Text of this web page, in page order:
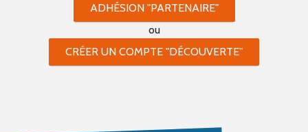
ADHÉSION "PARTENAIRE"
ou
CRÉER UN COMPTE "DÉCOUVERTE"